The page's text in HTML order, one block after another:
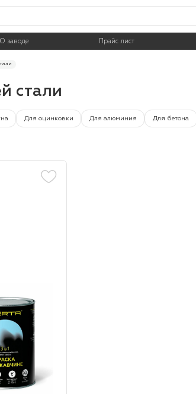
О заводе Прайс лист
стали
Для оцинковки Для алюминия Для бетона
Тара